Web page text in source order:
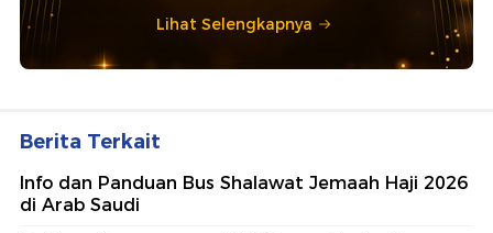
Lihat Selengkapnya
Berita Terkait
Info dan Panduan Bus Shalawat Jemaah Haji 2026
di Arab Saudi